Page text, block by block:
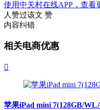
使用中关村在线APP，查看
人赞过该文 赞
内容纠错
相关电商优惠

苹果iPad mini 7(128GB/